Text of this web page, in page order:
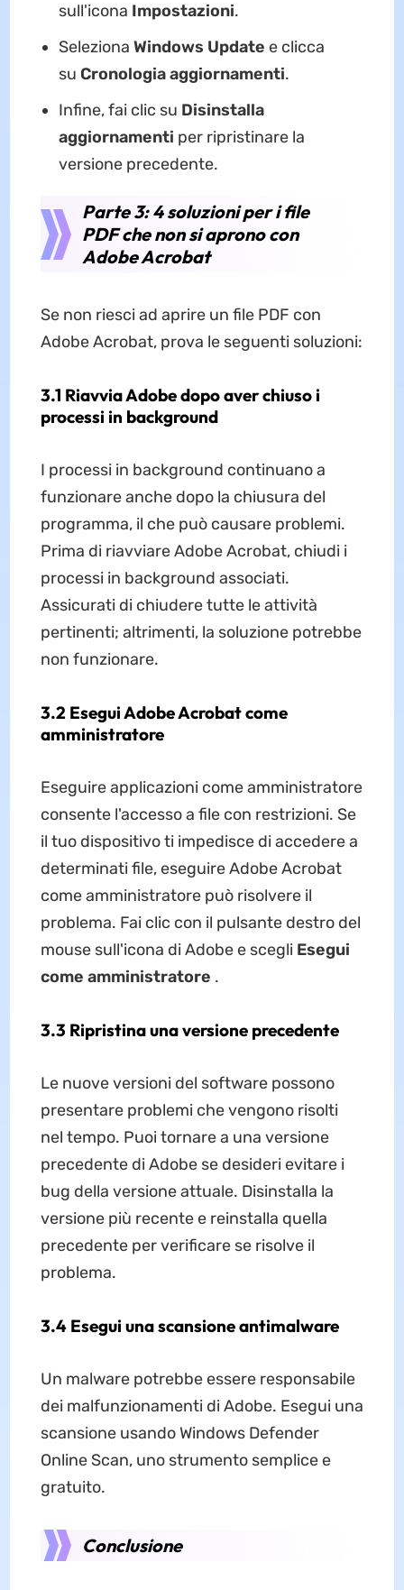
sull'icona Impostazioni.
Seleziona Windows Update e clicca
su Cronologia aggiornamenti.
Infine, fai clic su Disinstalla
aggiornamenti per ripristinare la
versione precedente.
Parte 3: 4 soluzioni per i file
PDF che non si aprono con
Adobe Acrobat
Se non riesci ad aprire un file PDF con
Adobe Acrobat, prova le seguenti soluzioni:
3.1 Riavvia Adobe dopo aver chiuso i
processi in background
I processi in background continuano a
funzionare anche dopo la chiusura del
programma, il che può causare problemi.
Prima di riavviare Adobe Acrobat, chiudi i
processi in background associati.
Assicurati di chiudere tutte le attività
pertinenti; altrimenti, la soluzione potrebbe
non funzionare.
3.2 Esegui Adobe Acrobat come
amministratore
Eseguire applicazioni come amministratore
consente l'accesso a file con restrizioni. Se
il tuo dispositivo ti impedisce di accedere a
determinati file, eseguire Adobe Acrobat
come amministratore può risolvere il
problema. Fai clic con il pulsante destro del
mouse sull'icona di Adobe e scegli Esegui
come amministratore .
3.3 Ripristina una versione precedente
Le nuove versioni del software possono
presentare problemi che vengono risolti
nel tempo. Puoi tornare a una versione
precedente di Adobe se desideri evitare i
bug della versione attuale. Disinstalla la
versione più recente e reinstalla quella
precedente per verificare se risolve il
problema.
3.4 Esegui una scansione antimalware
Un malware potrebbe essere responsabile
dei malfunzionamenti di Adobe. Esegui una
scansione usando Windows Defender
Online Scan, uno strumento semplice e
gratuito.
Conclusione